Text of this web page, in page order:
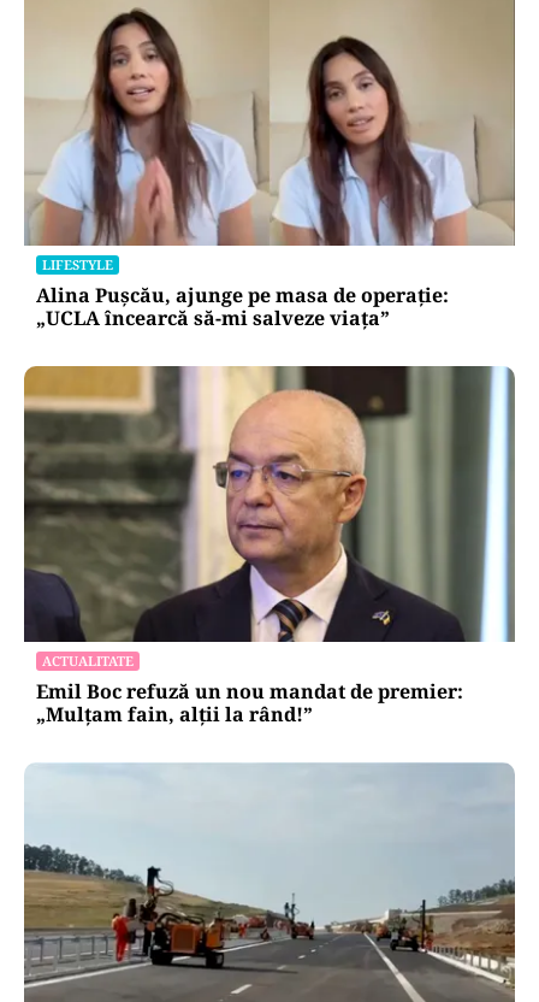
LIFESTYLE
Alina Pușcău, ajunge pe masa de operație:
„UCLA încearcă să-mi salveze viața”
ACTUALITATE
Emil Boc refuză un nou mandat de premier:
„Mulțam fain, alții la rând!”